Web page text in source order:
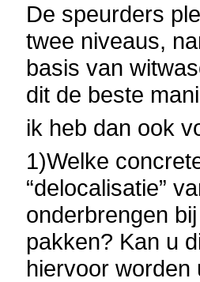
De speurders
twee niveaus,
basis van
dit de beste
ik heb dan ook
1)Welke
“delocalisatie”
onderbrengen
pakken? Kan u
hiervoor worden